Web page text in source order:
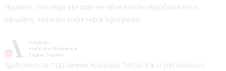
Норвегії. Погляди авторів не обов’язково відображають
офіційну позицію партнерів програми.
Здійснено за підтримки Асоціації “Незалежні регіональні